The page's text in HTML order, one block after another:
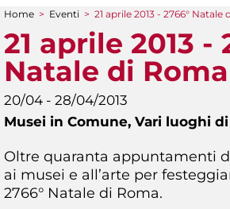
Tu sei qui
Home > Eventi > 21 aprile 2013 - 2766° Natale
21 aprile 2013 -
Natale di Roma
20/04 - 28/04/2013
Musei in Comune, Vari luoghi
Oltre quaranta appuntamenti
ai musei e all’arte per
2766° Natale di Roma.